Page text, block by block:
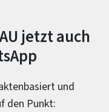
jetzt auch
und
den Punkt: